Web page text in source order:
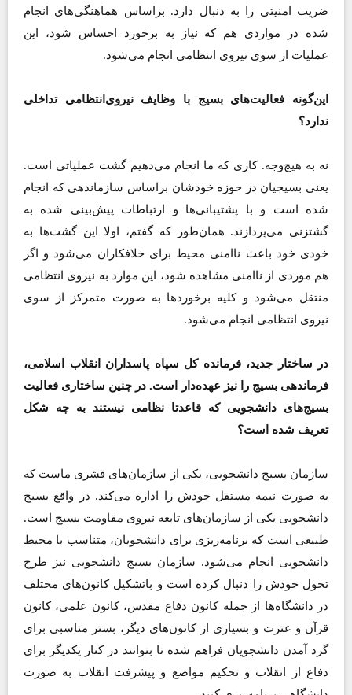
ضریب امنیتی را به دنبال دارد. براساس هماهنگی‌های انجام
شده در مواردی هم که نیاز به برخورد احساس شود، این
عملیات از سوی نیروی انتظامی انجام می‌شود.
این‌گونه فعالیت‌های بسیج با وظایف نیروی‌انتظامی تداخلی
ندارد؟
نه به هیچ‌وجه. کاری که ما انجام می‌دهیم گشت عملیاتی است.
یعنی بسیجیان در حوزه خودشان براساس سازماندهی که انجام
شده است و با پشتیبانی‌ها و ارتباطات پیش‌بینی شده به
گشتزنی می‌پردازند. همان‌طور که گفتم، اولا این گشت‌ها به
خودی خود باعث ناامنی محیط برای خلافکاران می‌شود و اگر
هم موردی از ناامنی مشاهده شود، این موارد به نیروی انتظامی
منتقل می‌شود و کلیه برخوردها به صورت متمرکز از سوی
نیروی انتظامی انجام می‌شود.
در ساختار جدید، فرمانده کل سپاه پاسداران انقلاب اسلامی،
فرماندهی بسیج را نیز عهده‌دار است. در چنین ساختاری فعالیت
بسیج‌های دانشجویی که قاعدتا نظامی نیستند به چه شکل
تعریف شده است؟
سازمان بسیج دانشجویی، یکی از سازمان‌های قشری ماست که
به صورت نیمه مستقل خودش را اداره می‌کند. در واقع بسیج
دانشجویی یکی از سازمان‌های تابعه نیروی مقاومت بسیج است.
طبیعی است که برنامه‌ریزی برای دانشجویان، متناسب با محیط
دانشجویی انجام می‌شود. سازمان بسیج دانشجویی نیز طرح
تحول خودش را دنبال کرده است و باتشکیل کانون‌های مختلف
در دانشگاه‌ها از جمله کانون دفاع مقدس، کانون علمی، کانون
قرآن و عترت و بسیاری از کانون‌های دیگر، بستر مناسبی برای
گرد آمدن دانشجویان فراهم شده تا بتوانند در کنار یکدیگر برای
دفاع از انقلاب و تحکیم مواضع و پیشرفت انقلاب به صورت